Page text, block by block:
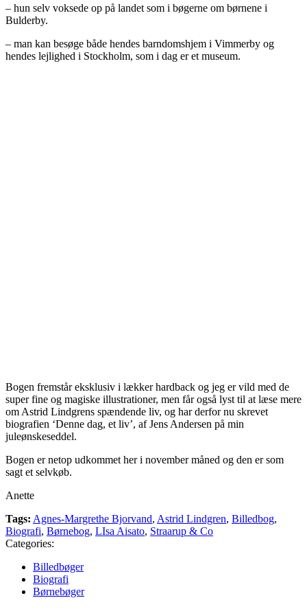
– hun selv voksede op på landet som i bøgerne om børnene i
Bulderby.
– man kan besøge både hendes barndomshjem i Vimmerby og
hendes lejlighed i Stockholm, som i dag er et museum.
Bogen fremstår eksklusiv i lækker hardback og jeg er vild med de
super fine og magiske illustrationer, men får også lyst til at læse mere
om Astrid Lindgrens spændende liv, og har derfor nu skrevet
biografien ‘Denne dag, et liv’, af Jens Andersen på min
juleønskeseddel.
Bogen er netop udkommet her i november måned og den er som
sagt et selvkøb.
Anette
Tags: Agnes-Margrethe Bjorvand, Astrid Lindgren, Billedbog,
Biografi, Børnebog, LIsa Aisato, Straarup & Co
Categories:
Billedbøger
Biografi
Børnebøger